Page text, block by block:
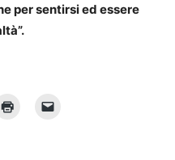
per sentirsi ed essere